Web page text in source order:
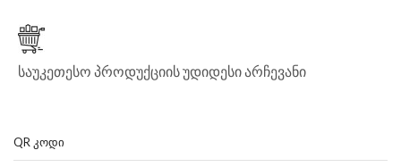
საუკეთესო პროდუქციის უდიდესი არჩევანი
QR ᲙᲝᲓᲘ